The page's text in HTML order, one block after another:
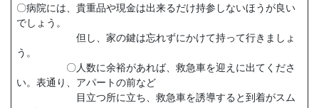
〇病院には、貴重品や現金は出来るだけ持参しないほうが良い
でしょう。
但し、家の鍵は忘れずにかけて持って行きましょ
う。
〇人数に余裕があれば、救急車を迎えに出てくださ
い。表通り、アパートの前など
目立つ所に立ち、救急車を誘導すると到着がスム